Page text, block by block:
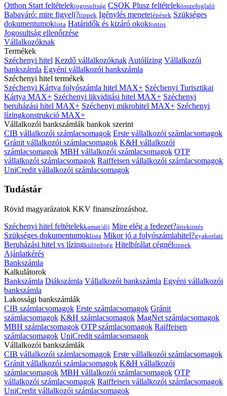
Otthon Start feltételekjogosultság CSOK Plusz feltételekösszefoglaló
Babaváró: mire figyelj?tippek Igénylés menetelépések Szükséges
dokumentumoklista Határidők és kizáró okokfontos
Jogosultság ellenőrzése
Vállalkozóknak
Termékek
Széchenyi hitel Kezdő vállalkozóknak Autólízing Vállalkozói
bankszámla Egyéni vállalkozói bankszámla
Széchenyi hitel termékek
Széchenyi Kártya folyószámla hitel MAX+ Széchenyi Turisztikai
Kártya MAX+ Széchenyi likviditási hitel MAX+ Széchenyi
beruházási hitel MAX+ Széchenyi mikrohitel MAX+ Széchenyi
lízingkonstrukció MAX+
Vállalkozói bankszámlák bankok szerint
CIB vállalkozói számlacsomagok Erste vállalkozói számlacsomagok
Gránit vállalkozói számlacsomagok K&H vállalkozói
számlacsomagok MBH vállalkozói számlacsomagok OTP
vállalkozói számlacsomagok Raiffeisen vállalkozói számlacsomagok
UniCredit vállalkozói számlacsomagok
Tudástár
Rövid magyarázatok KKV finanszírozáshoz.
Széchenyi hitel feltételekkamat/díj Mire elég a fedezet?áttekintés
Szükséges dokumentumoklista Mikor jó a folyószámlahitel?gyakorlati
Beruházási hitel vs lízingkülönbség Hitelbírálat cégnéltippek
Ajánlatkérés
Bankszámla
Kalkulátorok
Bankszámla Diákszámla Vállalkozói bankszámla Egyéni vállalkozói
bankszámla
Lakossági bankszámlák
CIB számlacsomagok Erste számlacsomagok Gránit
számlacsomagok K&H számlacsomagok MagNet számlacsomagok
MBH számlacsomagok OTP számlacsomagok Raiffeisen
számlacsomagok UniCredit számlacsomagok
Vállalkozói bankszámlák
CIB vállalkozói számlacsomagok Erste vállalkozói számlacsomagok
Gránit vállalkozói számlacsomagok K&H vállalkozói
számlacsomagok MBH vállalkozói számlacsomagok OTP
vállalkozói számlacsomagok Raiffeisen vállalkozói számlacsomagok
UniCredit vállalkozói számlacsomagok